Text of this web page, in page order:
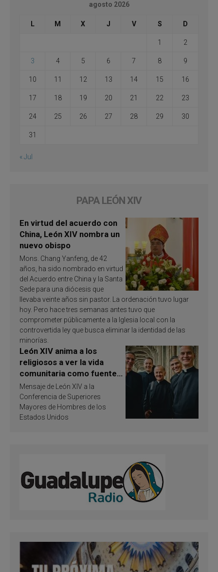
agosto 2026
L M X J V S D
1 2
3 4 5 6 7 8 9
10 11 12 13 14 15 16
17 18 19 20 21 22 23
24 25 26 27 28 29 30
31
« Jul
PAPA LEÓN XIV
En virtud del acuerdo con
China, León XIV nombra un
nuevo obispo
Mons. Chang Yanfeng, de 42
años, ha sido nombrado en virtud
del Acuerdo entre China y la Santa
Sede para una diócesis que
llevaba veinte años sin pastor. La ordenación tuvo lugar
hoy. Pero hace tres semanas antes tuvo que
comprometer públicamente a la Iglesia local con la
controvertida ley que busca eliminar la identidad de las
minorías.
León XIV anima a los
religiosos a ver la vida
comunitaria como fuente
de inspiración y
santificación
Mensaje de León XIV a la
Conferencia de Superiores
Mayores de Hombres de los
Estados Unidos